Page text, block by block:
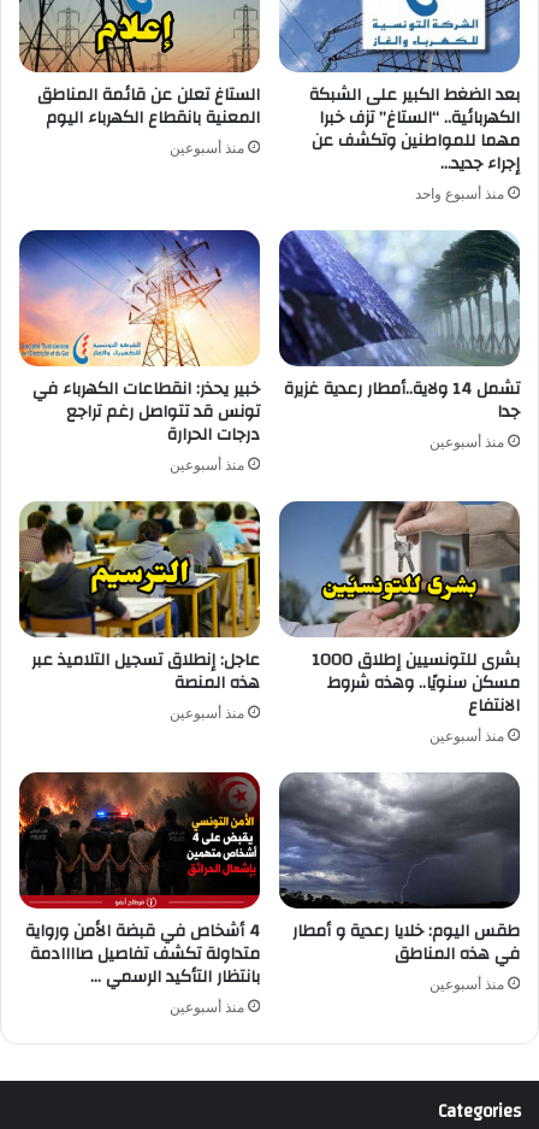
بعد الضغط الكبير على الشبكة
الكهربائية.. “الستاغ” تزف خبرا
مهما للمواطنين وتكشف عن
إجراء جديد…
منذ أسبوع واحد
الستاغ تعلن عن قائمة المناطق
المعنية بانقطاع الكهرباء اليوم
منذ أسبوعين
تشمل 14 ولاية..أمطار رعدية غزيرة
جدا
منذ أسبوعين
خبير يحذر: انقطاعات الكهرباء في
تونس قد تتواصل رغم تراجع
درجات الحرارة
منذ أسبوعين
بشرى للتونسيين إطلاق 1000
مسكن سنويًا.. وهذه شروط
الانتفاع
منذ أسبوعين
عاجل: إنطلاق تسجيل التلاميذ عبر
هذه المنصة
منذ أسبوعين
طقس اليوم: خلايا رعدية و أمطار
في هذه المناطق
منذ أسبوعين
4 أشخاص في قبضة الأمن ورواية
متداولة تكشف تفاصيل صاااادمة
بانتظار التأكيد الرسمي …
منذ أسبوعين
Categories